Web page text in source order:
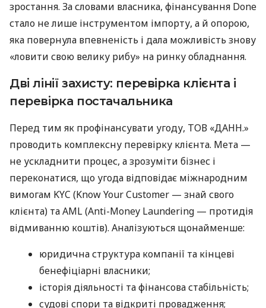
зростання. За словами власника, фінансування Done
стало не лише інструментом імпорту, а й опорою,
яка повернула впевненість і дала можливість знову
«ловити свою велику рибу» на ринку обладнання.
Дві лінії захисту: перевірка клієнта і
перевірка постачальника
Перед тим як профінансувати угоду, ТОВ «ДАНН.»
проводить комплексну перевірку клієнта. Мета —
не ускладнити процес, а зрозуміти бізнес і
переконатися, що угода відповідає міжнародним
вимогам KYC (Know Your Customer — знай свого
клієнта) та AML (Anti-Money Laundering — протидія
відмиванню коштів). Аналізуються щонайменше:
юридична структура компанії та кінцеві
бенефіціарні власники;
історія діяльності та фінансова стабільність;
судові спори та відкриті провадження;